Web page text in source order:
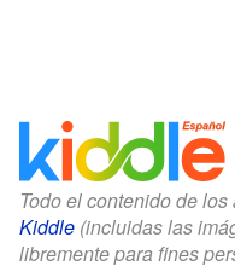
Todo el contenido de
Kiddle (incluidas las
libremente para fines